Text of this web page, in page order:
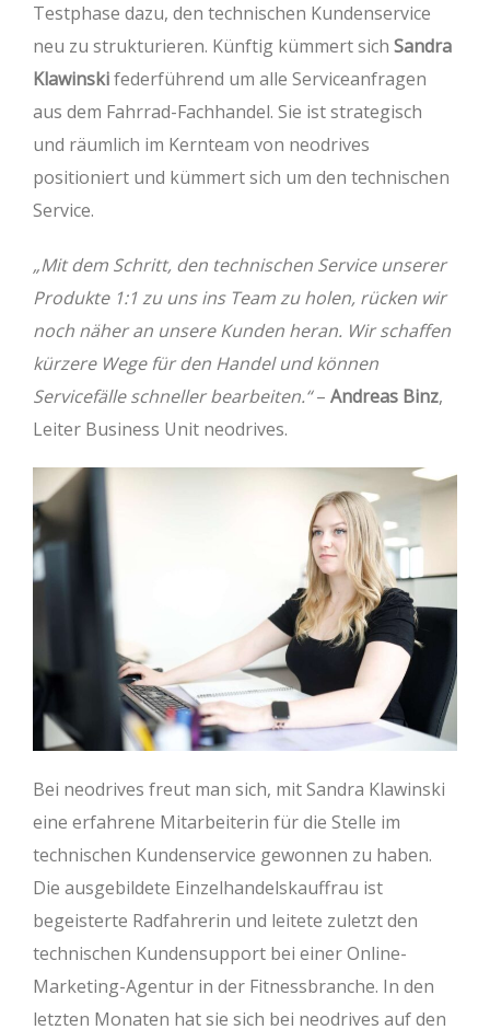
Testphase dazu, den technischen Kundenservice
neu zu strukturieren. Künftig kümmert sich Sandra
Klawinskifederführend um alle Serviceanfragen
aus dem Fahrrad-Fachhandel. Sie ist strategisch
und räumlich im Kernteam von neodrives
positioniert und kümmert sich um den technischen
Service.
„Mit dem Schritt, den technischen Service unserer
Produkte 1:1 zu uns ins Team zu holen, rücken wir
noch näher an unsere Kunden heran. Wir schaffen
kürzere Wege für den Handel und können
Servicefälle schneller bearbeiten.“– Andreas Binz,
Leiter Business Unit neodrives.
Bei neodrives freut man sich, mit Sandra Klawinski
eine erfahrene Mitarbeiterin für die Stelle im
technischen Kundenservice gewonnen zu haben.
Die ausgebildete Einzelhandelskauffrau ist
begeisterte Radfahrerin und leitete zuletzt den
technischen Kundensupport bei einer Online-
Marketing-Agentur in der Fitnessbranche. In den
letzten Monaten hat sie sich bei neodrives auf den